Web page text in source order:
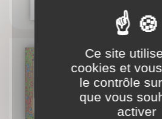
Les
leurs
Rowan
Ce site
cookies et
le contrôle
que vous
activer